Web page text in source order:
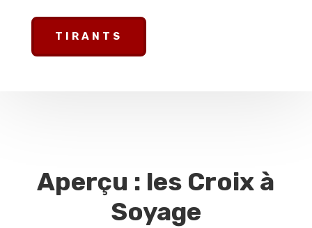
TIRANTS
Aperçu : les Croix à
Soyage